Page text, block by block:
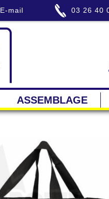
E-mail 03 26 40
ASSEMBLAGE